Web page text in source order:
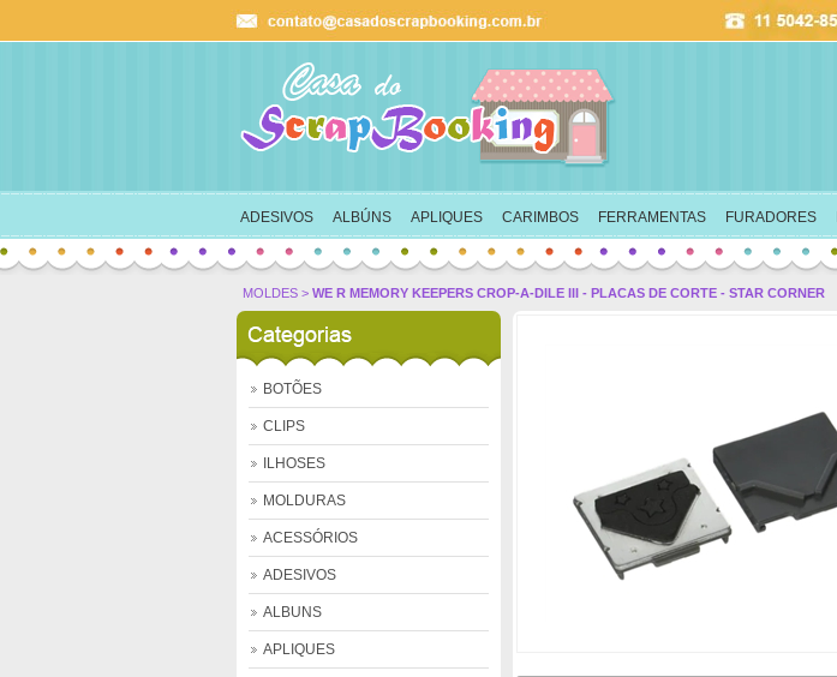
Ok
ADESIVOS ALBÚNS APLIQUES CARIMBOS FERRAMENTAS FURADORES
MOLDES > WE R MEMORY KEEPERS CROP-A-DILE III - PLACAS DE CORTE - STAR CORNER
BOTÕES
CLIPS
ILHOSES
MOLDURAS
ACESSÓRIOS
ADESIVOS
ALBUNS
APLIQUES